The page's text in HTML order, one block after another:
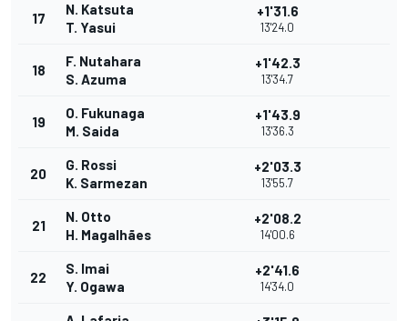
17
N. Katsuta
T. Yasui
+1'31.6
13'24.0
18
F. Nutahara
S. Azuma
+1'42.3
13'34.7
19
O. Fukunaga
M. Saida
+1'43.9
13'36.3
20
G. Rossi
K. Sarmezan
+2'03.3
13'55.7
21
N. Otto
H. Magalhães
+2'08.2
14'00.6
22
S. Imai
Y. Ogawa
+2'41.6
14'34.0